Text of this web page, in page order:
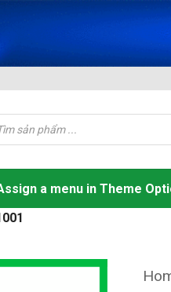
a menu in Theme